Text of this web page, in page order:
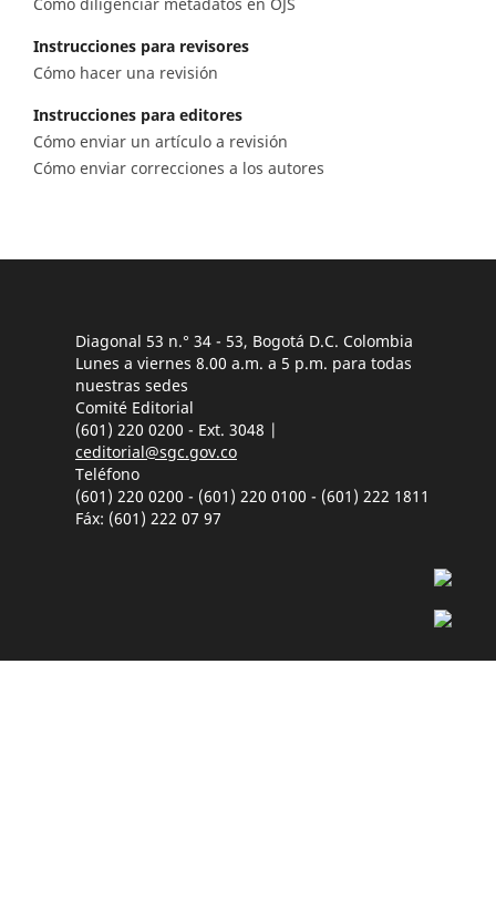
Cómo diligenciar metadatos en OJS
Instrucciones para revisores
Cómo hacer una revisión
Instrucciones para editores
Cómo enviar un artículo a revisión
Cómo enviar correcciones a los autores
Diagonal 53 n.° 34 - 53, Bogotá D.C. Colombia
Lunes a viernes 8.00 a.m. a 5 p.m. para todas
nuestras sedes
Comité Editorial
(601) 220 0200 - Ext. 3048 |
ceditorial@sgc.gov.co
Teléfono
(601) 220 0200 - (601) 220 0100 - (601) 222 1811
Fáx: (601) 222 07 97